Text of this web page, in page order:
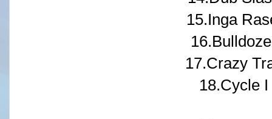
15.Inga
17.Crazy
18.Cycle